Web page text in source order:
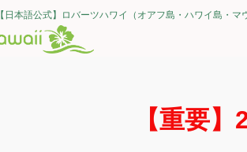
【日本語公式】ロバーツハワイ（オアフ島・ハワイ島・
【重要